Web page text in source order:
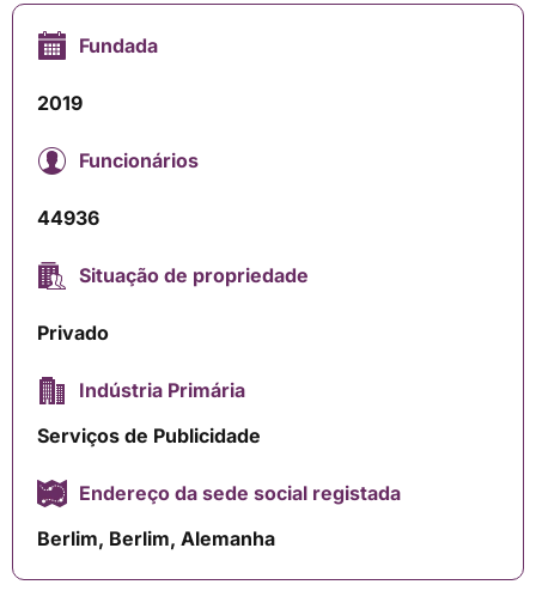
Fundada
2019
Funcionários
44936
Situação de propriedade
Privado
Indústria Primária
Serviços de Publicidade
Endereço da sede social registada
Berlim, Berlim, Alemanha